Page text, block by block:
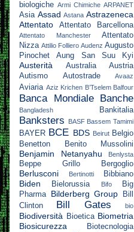
biologiche Armi Chimiche ARPANET
Asia Assad Astana Astrazeneca
Attentato
Attentato Barcellona
Attentato Manchester
Attentato
Nizza Attilio Folliero Audenz Augusto
Pinochet
Aung San Suu Kyi
Austerità Australia
Austria
Autismo
Autostrade Avaaz
Aviaria Aziz Krichen B’Tselem Balfour
Banca Mondiale Banche
Bangladesh Bankitalia
Banksters BASF Bassem Tamimi
BAYER BCE BDS Beirut Belgio
Benetton
Benito Mussolini
Benjamin Netanyahu Benlysta
Beppe Grillo Bergoglio
Berlusconi Bertinotti Bibbiano
Biden Bielorussia Bifo
Big
Pharma
Bilderberg Group
Bill
Clinton
Bill Gates bio
Biodiversità Bioetica Biometria
Biosicurezza
Biotecnologia